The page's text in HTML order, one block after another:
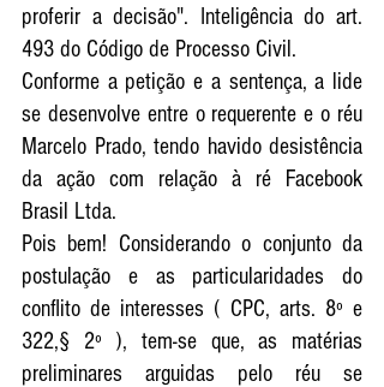
proferir a decisão". Inteligência do art.
493 do Código de Processo Civil.
Conforme a petição e a sentença, a lide
se desenvolve entre o requerente e o réu
Marcelo Prado, tendo havido desistência
da ação com relação à ré Facebook
Brasil Ltda.
Pois bem! Considerando o conjunto da
postulação e as particularidades do
conflito de interesses ( CPC, arts. 8º e
322,§ 2º ), tem-se que, as matérias
preliminares arguidas pelo réu se